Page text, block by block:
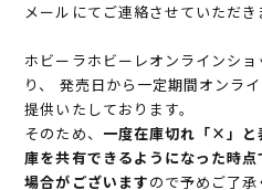
メールにてご連絡させていただき
ホビーラホビーレオンラインシ
り、 発売日から一定期間オンラ
提供いたしております。
そのため、 一度在庫切れ「×」と
庫を共有できるようになった時
場合がございますので予めご了承